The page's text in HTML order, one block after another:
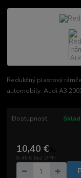
Redukčný plastový
automobily: Audi A3
Dostupnosť
10,40 €
8,46 € bez DPH